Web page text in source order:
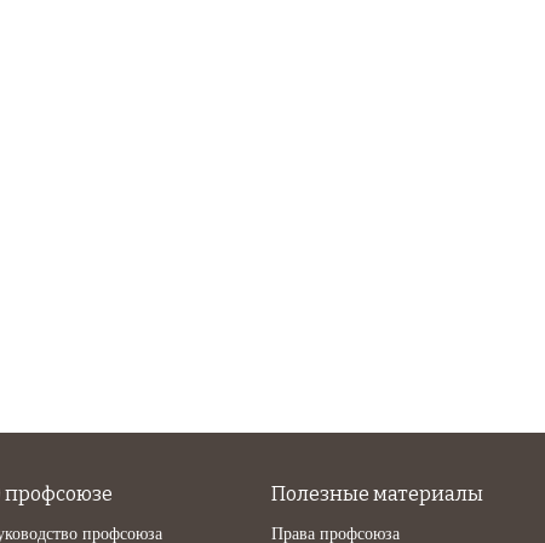
профсоюзе
профсоюза
Полезные материалы
Права профсоюза